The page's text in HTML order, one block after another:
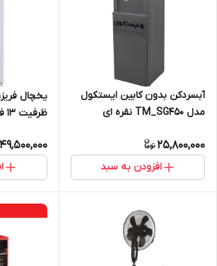
آبسردکن بدون کابین ایستکول
مدل TM_SG450 نقره ای
25,800,000
افزودن به سبد
ظرفیت ۱۳ فوت
49,500,000